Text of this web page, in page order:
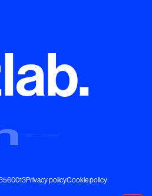
Privacy policyCookie policy